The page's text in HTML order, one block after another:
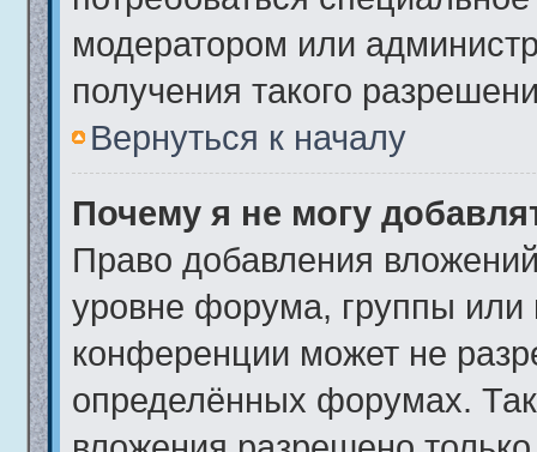
модератором или
получения такого
Вернуться к началу
Почему я не могу
Право добавления
уровне форума, группы или
конференции может не
определённых форумах.